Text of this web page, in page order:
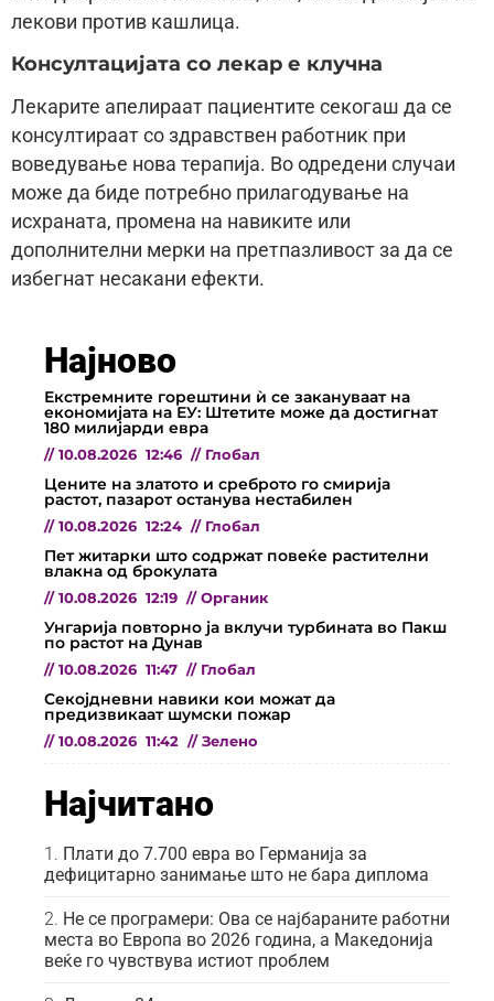
лекови против кашлица.
Консултацијата со лекар е клучна
Лекарите апелираат пациентите секогаш да се
консултираат со здравствен работник при
воведување нова терапија. Во одредени случаи
може да биде потребно прилагодување на
исхраната, промена на навиките или
дополнителни мерки на претпазливост за да се
избегнат несакани ефекти.
Најново
Екстремните горештини ѝ се закануваат на
економијата на ЕУ: Штетите може да достигнат
180 милијарди евра
// 10.08.2026 12:46 // Глобал
Цените на златото и среброто го смирија
растот, пазарот останува нестабилен
// 10.08.2026 12:24 // Глобал
Пет житарки што содржат повеќе растителни
влакна од брокулата
// 10.08.2026 12:19 // Органик
Унгарија повторно ја вклучи турбината во Пакш
по растот на Дунав
// 10.08.2026 11:47 // Глобал
Секојдневни навики кои можат да
предизвикаат шумски пожар
// 10.08.2026 11:42 // Зелено
Најчитано
Плати до 7.700 евра во Германија за
дефицитарно занимање што не бара диплома
Не се програмери: Ова се најбараните работни
места во Европа во 2026 година, а Македонија
веќе го чувствува истиот проблем